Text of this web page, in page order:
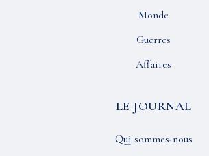
Monde
Guerres
Affaires
LE JOURNAL
Qui sommes-nous